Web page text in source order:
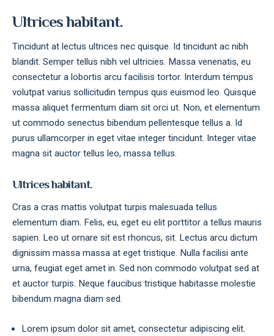
Ultrices habitant.
Tincidunt at lectus ultrices nec quisque. Id tincidunt ac nibh
blandit. Semper tellus nibh vel ultricies. Massa venenatis, eu
consectetur a lobortis arcu facilisis tortor. Interdum tempus
volutpat varius sollicitudin tempus quis euismod leo. Quisque
massa aliquet fermentum diam sit orci ut. Non, et elementum
ut commodo senectus bibendum pellentesque tellus a. Id
purus ullamcorper in eget vitae integer tincidunt. Integer vitae
magna sit auctor tellus leo, massa tellus.
Ultrices habitant.
Cras a cras mattis volutpat turpis malesuada tellus
elementum diam. Felis, eu, eget eu elit porttitor a tellus mauris
sapien. Leo ut ornare sit est rhoncus, sit. Lectus arcu dictum
dignissim massa massa at eget tristique. Nulla facilisi ante
urna, feugiat eget amet in. Sed non commodo volutpat sed at
et auctor turpis. Neque faucibus tristique habitasse molestie
bibendum magna diam sed.
Lorem ipsum dolor sit amet, consectetur adipiscing elit.